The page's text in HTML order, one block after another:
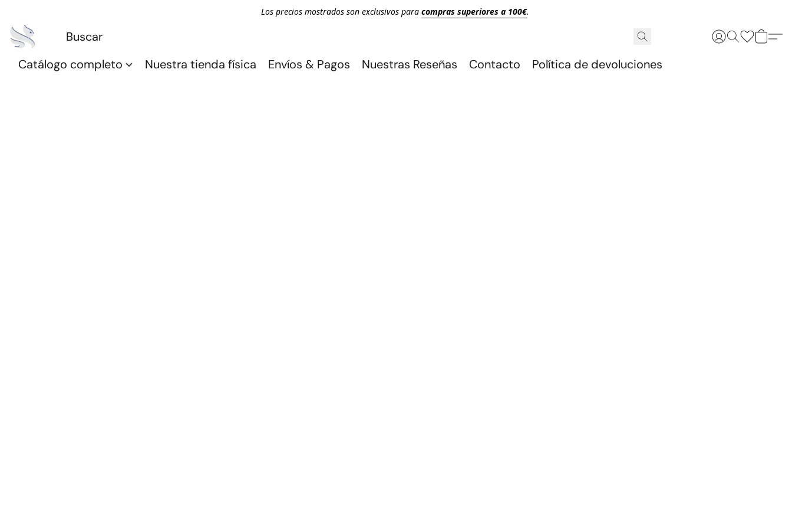
Los precios mostrados son exclusivos para compras superiores a 100€.
Catálogo completo Nuestra tienda física Envíos & Pagos Nuestras Reseñas Contacto Política de devoluciones